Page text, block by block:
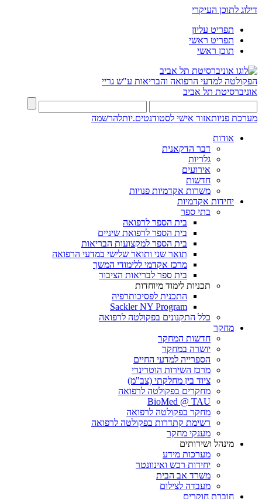
דילוג לתוכן העיקרי
תפריט עליון
תפריט ראשי
תוכן ראשי
הפקולטה למדעי הרפואה והבריאות ע"ש גריי
אוניברסיטת תל אביב
מערכת פניותאזור אישי לסטודנטים.יותלהרשמה
אודות
דבר הדקאנית
גלריות
אירועים
חדשות
משרות אקדמיות פנויות
יחידות אקדמיות
בתי ספר
בית הספר לרפואה
בית הספר לרפואת שיניים
בית הספר למקצועות הבריאות
תואר שני ותואר שלישי במדעי הרפואה
מרכז אקדמי ללימודי המשך
בית ספר לבריאות הציבור
תכניות לימוד מיוחדות
התכנית לפסיכותרפיה
Sackler NY Program
כלל התקנונים בפקולטה לרפואה
מחקר
חדשות המחקר
יושרה במחקר
הספרייה למדעי החיים
מרכז השירות הוטרינרי
ציוד בין מחלקתי (צב"מ)
מחקרים בפקולטה לרפואה
BioMed @ TAU
מחקר בפקולטה לרפואה
רשימת קתדרות בפקולטה לרפואה
מענקי מחקר
מינהל ושירותים
מערכות מידע
יחידות רכש ואינוונטר
משרד אב הבית
מעבדה לצילום
חוברת חוקרים